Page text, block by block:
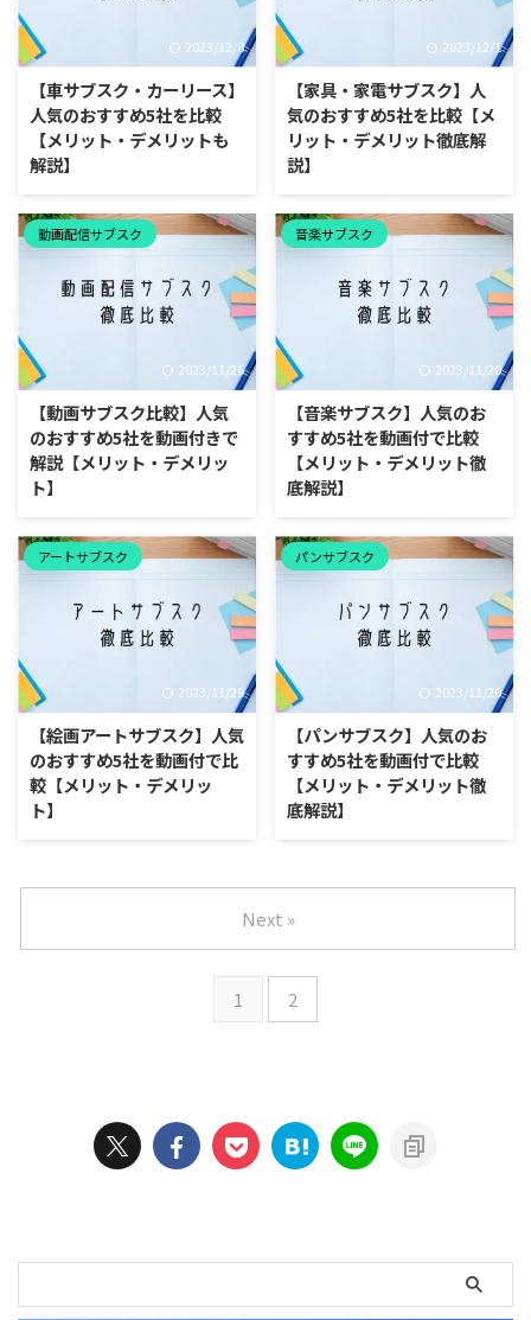
2023/12/8
【車サブスク・カーリース】
人気のおすすめ5社を比較
【メリット・デメリットも
解説】
2023/12/1
【家具・家電サブスク】人
気のおすすめ5社を比較【メ
リット・デメリット徹底解
説】
動画配信サブスク
2023/11/26
【動画サブスク比較】人気
のおすすめ5社を動画付きで
解説【メリット・デメリッ
ト】
音楽サブスク
2023/11/20
【音楽サブスク】人気のお
すすめ5社を動画付で比較
【メリット・デメリット徹
底解説】
アートサブスク
2023/11/29
【絵画アートサブスク】人気
のおすすめ5社を動画付で比
較【メリット・デメリッ
ト】
パンサブスク
2023/11/20
【パンサブスク】人気のお
すすめ5社を動画付で比較
【メリット・デメリット徹
底解説】
1 2
Next »